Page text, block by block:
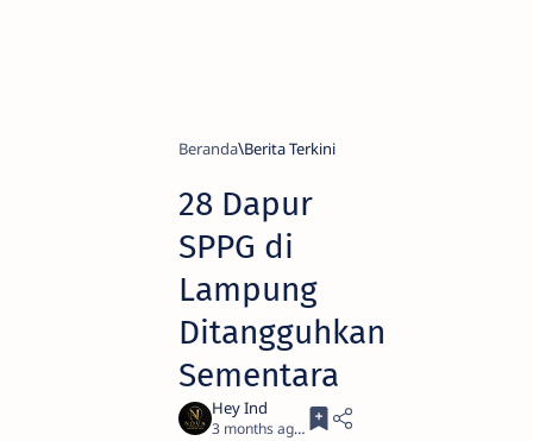
Beranda Berita Terkini
28 Dapur
SPPG di
Lampung
Ditangguhkan
Sementara
3 months ago 3